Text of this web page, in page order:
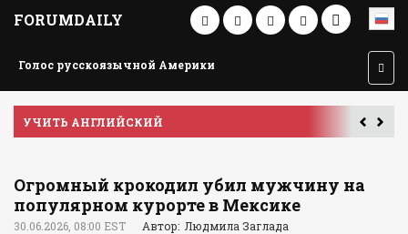
FORUMDAILY
Голос русскоязычной Америки
УЧИТЬ АНГЛИЙСКИЙ
Огромный крокодил убил мужчину на
популярном курорте в Мексике
30.06.2026, 08:00 EST Автор: Людмила Заглада